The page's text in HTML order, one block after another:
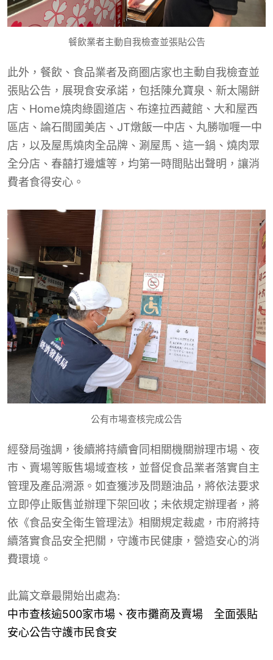
餐飲業者主動自我檢查並張貼公告
此外，餐飲、食品業者及商圈店家也主動自我檢查並
張貼公告，展現食安承諾，包括陳允寶泉、新太陽餅
店、Home燒肉綠園道店、布達拉西藏館、大和屋西
區店、論石間國美店、JT燉飯一中店、丸勝咖喱一中
店，以及屋馬燒肉全品牌、涮屋馬、這一鍋、燒肉眾
全分店、春囍打邊爐等，均第一時間貼出聲明，讓消
費者食得安心。
公有市場查核完成公告
經發局強調，後續將持續會同相關機關辦理市場、夜
市、賣場等販售場域查核，並督促食品業者落實自主
管理及產品溯源。如查獲涉及問題油品，將依法要求
立即停止販售並辦理下架回收；未依規定辦理者，將
依《食品安全衛生管理法》相關規定裁處，市府將持
續落實食品安全把關，守護市民健康，營造安心的消
費環境。
此篇文章最開始出處為:
中市查核逾500家市場、夜市攤商及賣場 全面張貼
安心公告守護市民食安